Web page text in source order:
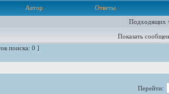
Автор
Ответы
Подходящих
Показать
поиска: 0 ]
Перейти: